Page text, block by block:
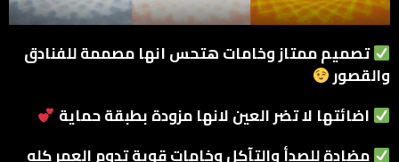
تصميم ممتاز وخامات هتحس انها مصممة للفنادق
والقصور
اضائتها لا تضر العين لانها مزودة بطبقة حماية
مضادة للصدأ والتآكل وخامات قوية تدوم العمر كله